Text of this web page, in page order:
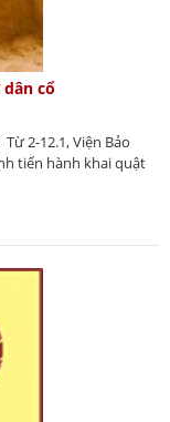
cổ
2-12.1, Viện Bảo
tiến hành khai quật